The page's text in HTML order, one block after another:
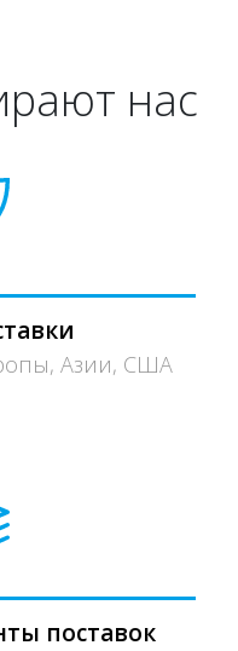
нас
Азии, США
поставок